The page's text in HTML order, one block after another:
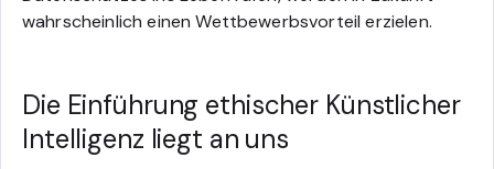
wahrscheinlich einen Wettbewerbsvorteil erzielen.
Die Einführung ethischer Künstlicher
Intelligenz liegt an uns